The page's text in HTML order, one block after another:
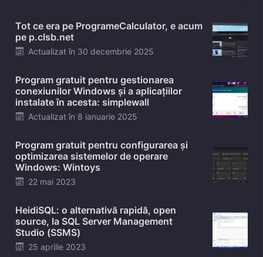
Tot ce era pe ProgrameCalculator, e acum
pe p.clsb.net
Posted
Actualizat în 30 decembrie 2025
Program gratuit pentru gestionarea
conexiunilor Windows și a aplicațiilor
instalate în acesta: simplewall
Posted
Actualizat în 8 ianuarie 2025
Program gratuit pentru configurarea și
optimizarea sistemelor de operare
Windows: Wintoys
Posted
22 mai 2023
HeidiSQL: o alternativă rapidă, open
source, la SQL Server Management
Studio (SSMS)
Posted
25 aprilie 2023